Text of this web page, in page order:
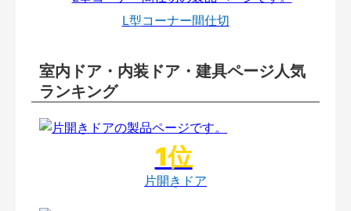
L型コーナー間仕切
室内ドア・内装ドア・建具ページ人気
ランキング
片開きドア